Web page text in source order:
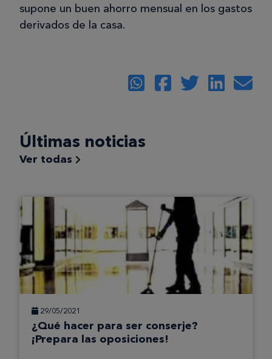
supone un buen ahorro mensual en los gastos
derivados de la casa.
Últimas noticias
Ver todas
29/05/2021
¿Qué hacer para ser conserje?
¡Prepara las oposiciones!